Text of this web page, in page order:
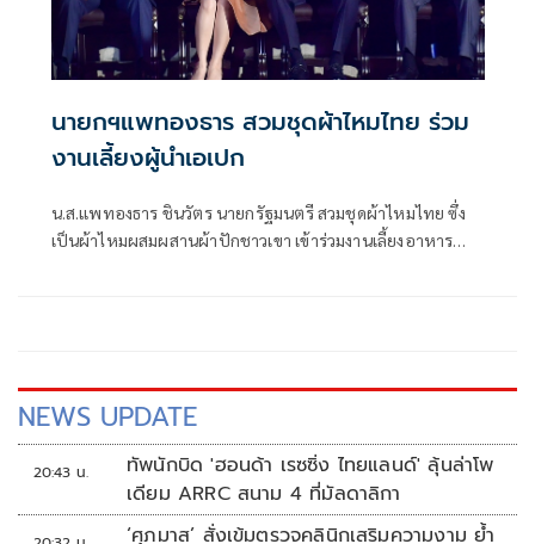
นายกฯแพทองธาร สวมชุดผ้าไหมไทย ร่วม
งานเลี้ยงผู้นำเอเปก
น.ส.แพทองธาร ชินวัตร นายกรัฐมนตรี สวมชุดผ้าไหมไทย ซึ่ง
เป็นผ้าไหมผสมผสานผ้าปักชาวเขา เข้าร่วมงานเลี้ยงอาหารค่ำ
NEWS UPDATE
20:43 น.
ทัพนักบิด 'ฮอนด้า เรซซิ่ง ไทยแลนด์' ลุ้นล่าโพ
เดียม ARRC สนาม 4 ที่มัลดาลิกา
‘ศุภมาส’ สั่งเข้มตรวจคลินิกเสริมความงาม ย้ำ